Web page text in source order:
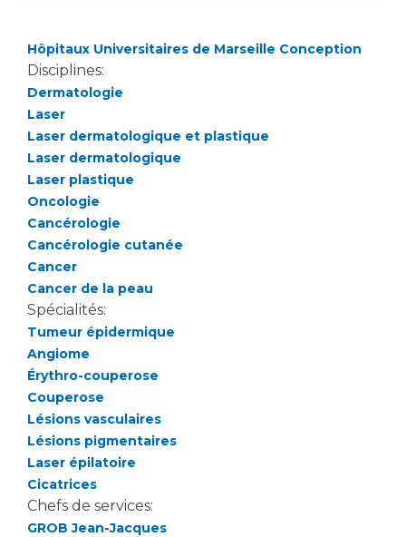
Qualité
Nos indicateurs qualité et de sécurité des soins
Protection des données
Sécurité
Les recherches en santé à l’AP-HM
Lieu de santé sans tabac
Hôpitaux Universitaires de Marseille Conception
Disciplines:
Dermatologie
Laser
Laser dermatologique et plastique
Laser dermatologique
Laser plastique
Oncologie
Cancérologie
Cancérologie cutanée
Cancer
Cancer de la peau
Spécialités:
Tumeur épidermique
Angiome
Érythro-couperose
Couperose
Lésions vasculaires
Lésions pigmentaires
Laser épilatoire
Cicatrices
Chefs de services:
GROB Jean-Jacques